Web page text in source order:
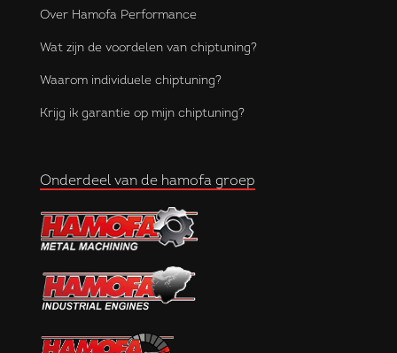
Over Hamofa Performance
Wat zijn de voordelen van chiptuning?
Waarom individuele chiptuning?
Krijg ik garantie op mijn chiptuning?
Onderdeel van de hamofa groep